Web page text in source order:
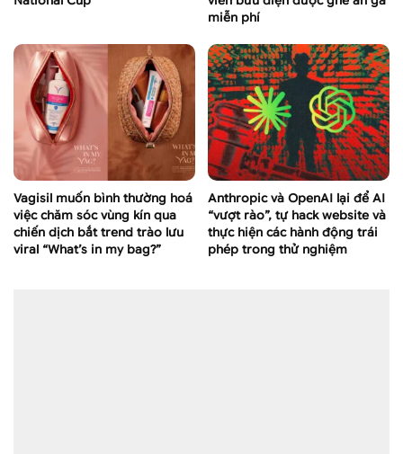
miễn phí
Vagisil muốn bình thường hoá
việc chăm sóc vùng kín qua
chiến dịch bắt trend trào lưu
viral “What’s in my bag?”
Anthropic và OpenAI lại để AI
“vượt rào”, tự hack website và
thực hiện các hành động trái
phép trong thử nghiệm